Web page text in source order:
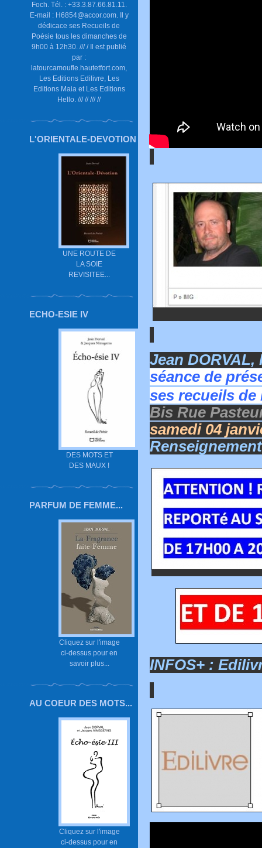
Foch. Tél. : +33.3.87.66.81.11.
E-mail : H6854@accor.com. Il y
dédicace ses Recueils de
Poésie tous les dimanches de
9h00 à 12h30. /// / Il est publié
par :
latourcamoufle.hautetfort.com,
Les Editions Edilivre, Les
Editions Maia et Les Editions
Hello. /// // /// //
L'ORIENTALE-DEVOTION
UNE ROUTE DE
LA SOIE
REVISITEE...
ECHO-ESIE IV
DES MOTS ET
DES MAUX !
PARFUM DE FEMME...
Cliquez sur l'image
ci-dessus pour en
savoir plus...
AU COEUR DES MOTS...
Cliquez sur l'image
ci-dessus pour en
Jean
séance de
ses recueils
Bis Rue
samedi 04
INFOS+ :